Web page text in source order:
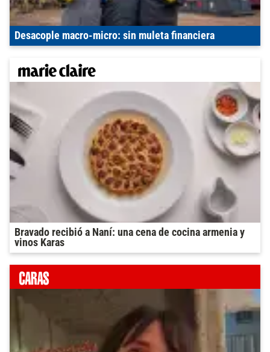
Desacople macro-micro: sin muleta financiera
Bravado recibió a Naní: una cena de cocina armenia y
vinos Karas